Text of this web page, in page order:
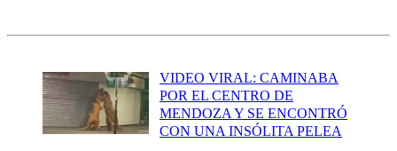
VIDEO VIRAL: CAMINABA
POR EL CENTRO DE
MENDOZA Y SE ENCONTRÓ
CON UNA INSÓLITA PELEA